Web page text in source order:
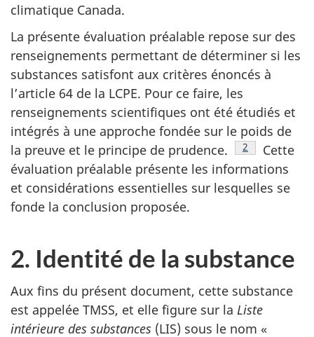
climatique Canada.
La présente évaluation préalable repose sur des
renseignements permettant de déterminer si les
substances satisfont aux critères énoncés à
l’article 64 de la LCPE. Pour ce faire, les
renseignements scientifiques ont été étudiés et
intégrés à une approche fondée sur le poids de
la preuve et le principe de prudence.
Note de bas
2
Cette
évaluation préalable présente les informations
et considérations essentielles sur lesquelles se
fonde la conclusion proposée.
2. Identité de la substance
Aux fins du présent document, cette substance
est appelée TMSS, et elle figure sur la Liste
intérieure des substances (LIS) sous le nom «